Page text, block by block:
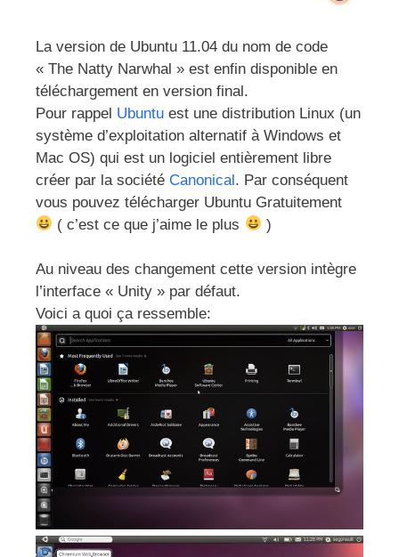
La version de Ubuntu 11.04 du nom de code
« The Natty Narwhal » est enfin disponible en
téléchargement en version final.
Pour rappel Ubuntu est une distribution Linux (un
système d’exploitation alternatif à Windows et
Mac OS) qui est un logiciel entièrement libre
créer par la société Canonical. Par conséquent
vous pouvez télécharger Ubuntu Gratuitement
( c’est ce que j’aime le plus
)
Au niveau des changement cette version intègre
l’interface « Unity » par défaut.
Voici a quoi ça ressemble: